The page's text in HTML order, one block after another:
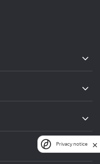
Privacy notice